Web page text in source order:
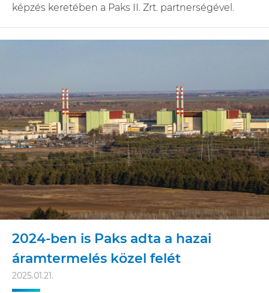
képzés keretében a Paks II. Zrt. partnerségével.
2024-ben is Paks adta a hazai
áramtermelés közel felét
2025.01.21.